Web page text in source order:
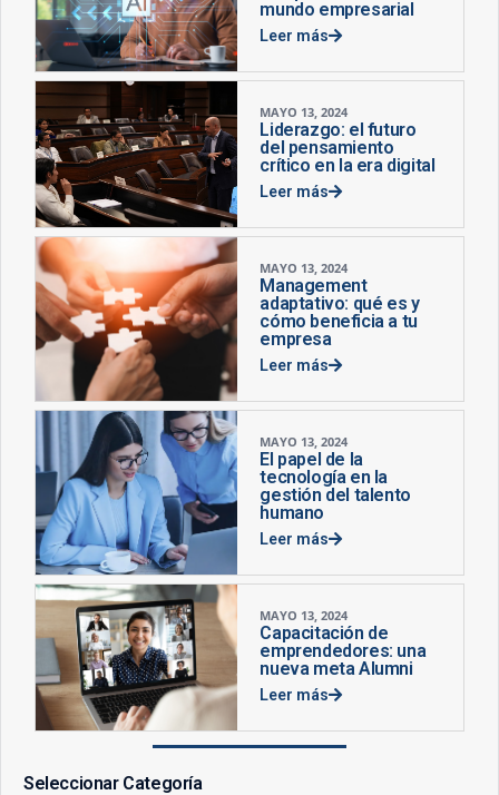
mundo empresarial
Leer más
MAYO 13, 2024
Liderazgo: el futuro
del pensamiento
crítico en la era digital
Leer más
MAYO 13, 2024
Management
adaptativo: qué es y
cómo beneficia a tu
empresa
Leer más
MAYO 13, 2024
El papel de la
tecnología en la
gestión del talento
humano
Leer más
MAYO 13, 2024
Capacitación de
emprendedores: una
nueva meta Alumni
Leer más
Seleccionar Categoría